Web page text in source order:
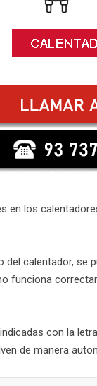
los
calentador, se
funciona
con la
de manera